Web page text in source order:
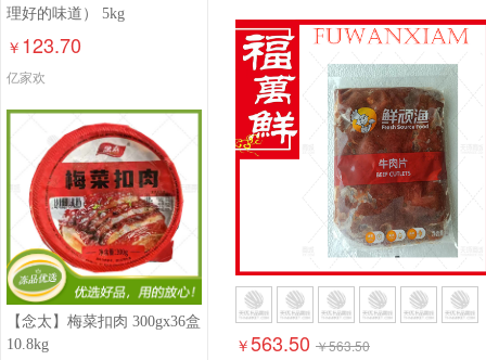
理好的味道） 5kg
￥ 123.70
亿家欢
【念太】梅菜扣肉 300gx36盒
10.8kg
￥563.50 ￥563.50